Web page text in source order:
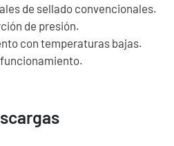
de sellado convencionales.
de presión.
con temperaturas bajas.